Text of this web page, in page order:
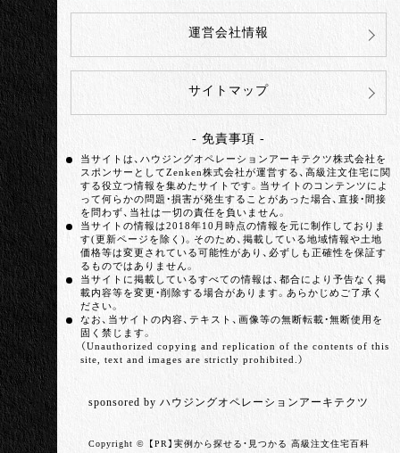
運営会社情報
サイトマップ
- 免責事項 -
当サイトは、ハウジングオペレーションアーキテクツ株式会社を
スポンサーとしてZenken株式会社が運営する、高級注文住宅に関
する役立つ情報を集めたサイトです。当サイトのコンテンツによ
って何らかの問題・損害が発生することがあった場合、直接・間接
を問わず、当社は一切の責任を負いません。
当サイトの情報は2018年10月時点の情報を元に制作しておりま
す(更新ページを除く)。そのため、掲載している地域情報や土地
価格等は変更されている可能性があり、必ずしも正確性を保証す
るものではありません。
当サイトに掲載しているすべての情報は、都合により予告なく掲
載内容等を変更・削除する場合があります。あらかじめご了承く
ださい。
なお、当サイトの内容、テキスト、画像等の無断転載・無断使用を
固く禁じます。
（Unauthorized copying and replication of the contents of this
site, text and images are strictly prohibited.）
sponsored by ハウジングオペレーションアーキテクツ
Copyright ©
実例から探せる・見つかる 高級注文住宅百科